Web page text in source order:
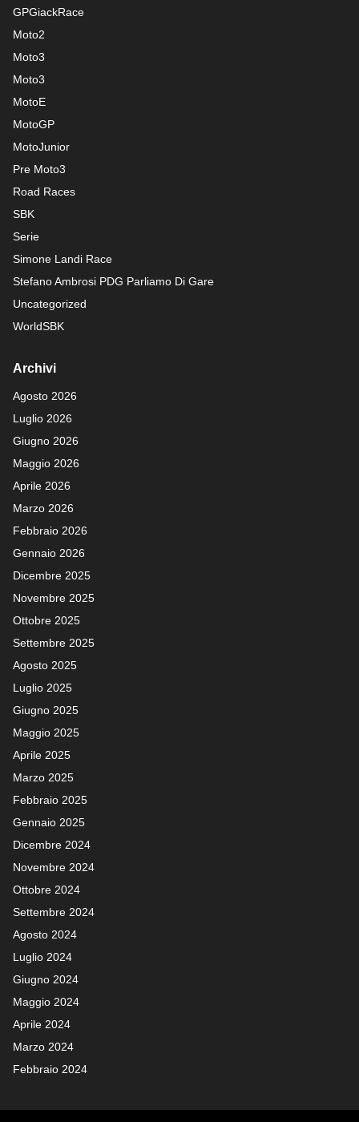
GPGiackRace
Moto2
Moto3
Moto3
MotoE
MotoGP
MotoJunior
Pre Moto3
Road Races
SBK
Serie
Simone Landi Race
Stefano Ambrosi PDG Parliamo Di Gare
Uncategorized
WorldSBK
Archivi
Agosto 2026
Luglio 2026
Giugno 2026
Maggio 2026
Aprile 2026
Marzo 2026
Febbraio 2026
Gennaio 2026
Dicembre 2025
Novembre 2025
Ottobre 2025
Settembre 2025
Agosto 2025
Luglio 2025
Giugno 2025
Maggio 2025
Aprile 2025
Marzo 2025
Febbraio 2025
Gennaio 2025
Dicembre 2024
Novembre 2024
Ottobre 2024
Settembre 2024
Agosto 2024
Luglio 2024
Giugno 2024
Maggio 2024
Aprile 2024
Marzo 2024
Febbraio 2024